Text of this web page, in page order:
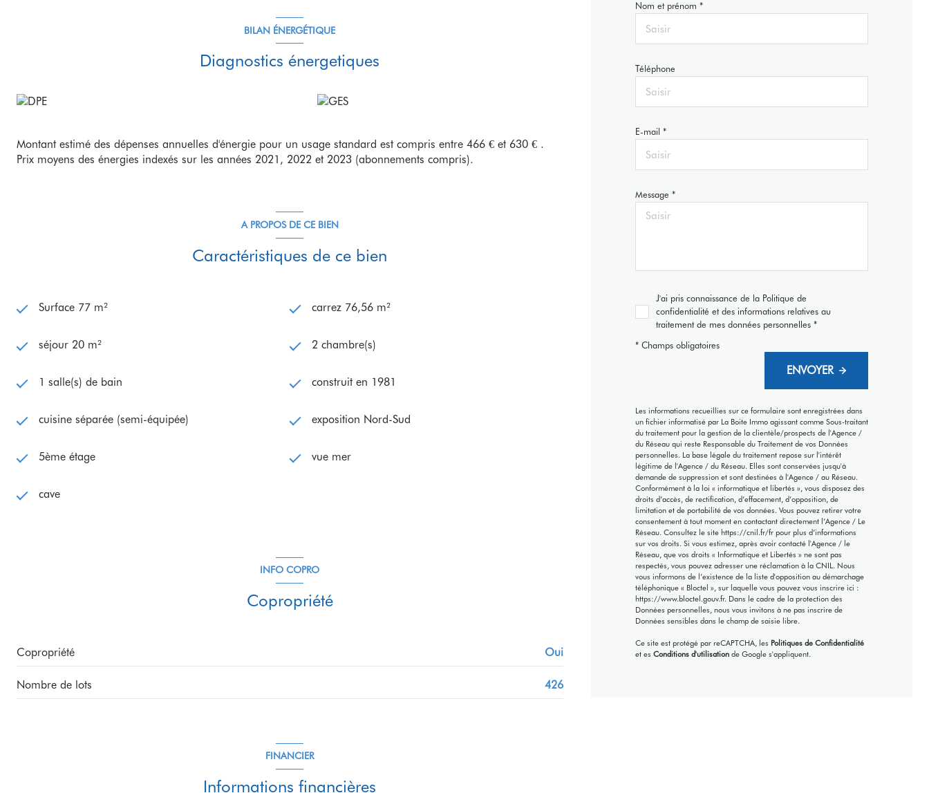
BILAN ÉNERGÉTIQUE
Diagnostics énergetiques
Montant estimé des dépenses annuelles d'énergie pour un usage standard est compris entre 466 € et 630 € .
Prix moyens des énergies indexés sur les années 2021, 2022 et 2023 (abonnements compris).
A PROPOS DE CE BIEN
Caractéristiques de ce bien
Surface 77 m² carrez 76,56 m²
séjour 20 m² 2 chambre(s)
1 salle(s) de bain construit en 1981
cuisine séparée (semi-équipée) exposition Nord-Sud
5ème étage vue mer
cave
INFO COPRO
Copropriété
Copropriété Oui
Nombre de lots 426
FINANCIER
Informations financières
Nom et prénom *
Téléphone
E-mail *
Message *
J'ai pris connaissance de la Politique de
confidentialité et des informations relatives au
traitement de mes données personnelles *
* Champs obligatoires
ENVOYER
Les informations recueillies sur ce formulaire sont enregistrées dans
un fichier informatisé par La Boite Immo agissant comme Sous-traitant
du traitement pour la gestion de la clientèle/prospects de l'Agence /
du Réseau qui reste Responsable du Traitement de vos Données
personnelles. La base légale du traitement repose sur l'intérêt
légitime de l'Agence / du Réseau. Elles sont conservées jusqu'à
demande de suppression et sont destinées à l'Agence / au Réseau.
Conformément à la loi « informatique et libertés », vous disposez des
droits d’accès, de rectification, d’effacement, d’opposition, de
limitation et de portabilité de vos données. Vous pouvez retirer votre
consentement à tout moment en contactant directement l’Agence / Le
Réseau. Consultez le site https://cnil.fr/frpour plus d’informations
sur vos droits. Si vous estimez, après avoir contacté l'Agence / le
Réseau, que vos droits « Informatique et Libertés » ne sont pas
respectés, vous pouvez adresser une réclamation à la CNIL. Nous
vous informons de l’existence de la liste d'opposition au démarchage
téléphonique « Bloctel », sur laquelle vous pouvez vous inscrire ici :
https://www.bloctel.gouv.fr. Dans le cadre de la protection des
Données personnelles, nous vous invitons à ne pas inscrire de
Données sensibles dans le champ de saisie libre.
Ce site est protégé par reCAPTCHA, les Politiques de Confidentialité
et es Conditions d'utilisationde Google s'appliquent.